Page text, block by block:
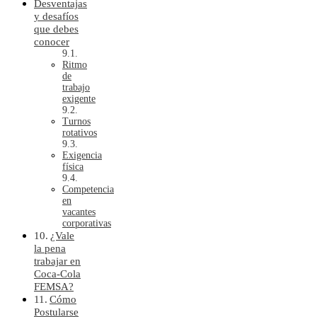
Desventajas
y desafíos
que debes
conocer
Ritmo
de
trabajo
exigente
Turnos
rotativos
Exigencia
física
Competencia
en
vacantes
corporativas
¿Vale
la pena
trabajar en
Coca-Cola
FEMSA?
Cómo
Postularse